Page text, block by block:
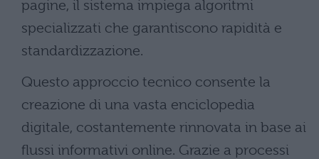
pagine, il sistema impiega algoritmi
specializzati che garantiscono rapidità e
standardizzazione.
Questo approccio tecnico consente la
creazione di una vasta enciclopedia
digitale, costantemente rinnovata in base ai
flussi informativi online. Grazie a processi